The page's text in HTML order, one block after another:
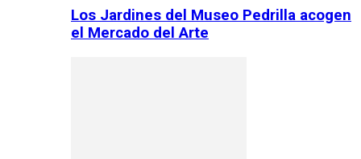
Los Jardines del Museo Pedrilla acogen
el Mercado del Arte